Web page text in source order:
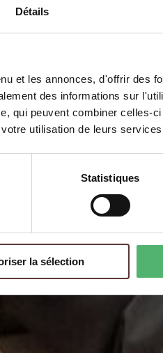
Détails
et les annonces, d'offrir des
des informations sur
qui peuvent combiner celles-
utilisation de leurs
Statistiques
la sélection